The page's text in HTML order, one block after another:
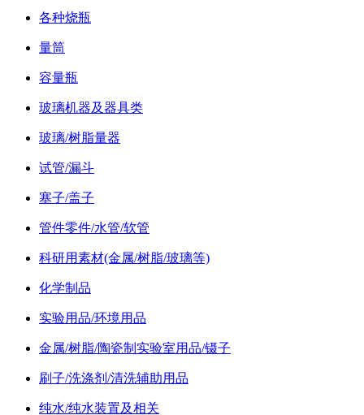
各种烧瓶
量筒
容量瓶
玻璃机器及器具类
玻璃/树脂量器
试管/漏斗
塞子/盖子
管件零件/水管/软管
科研用素材(金属/树脂/玻璃等)
化学制品
实验用品/环境用品
金属/树脂/陶瓷制实验室用品/镊子
刷子/洗涤剂/清洗辅助用品
纯水/纯水装置及相关